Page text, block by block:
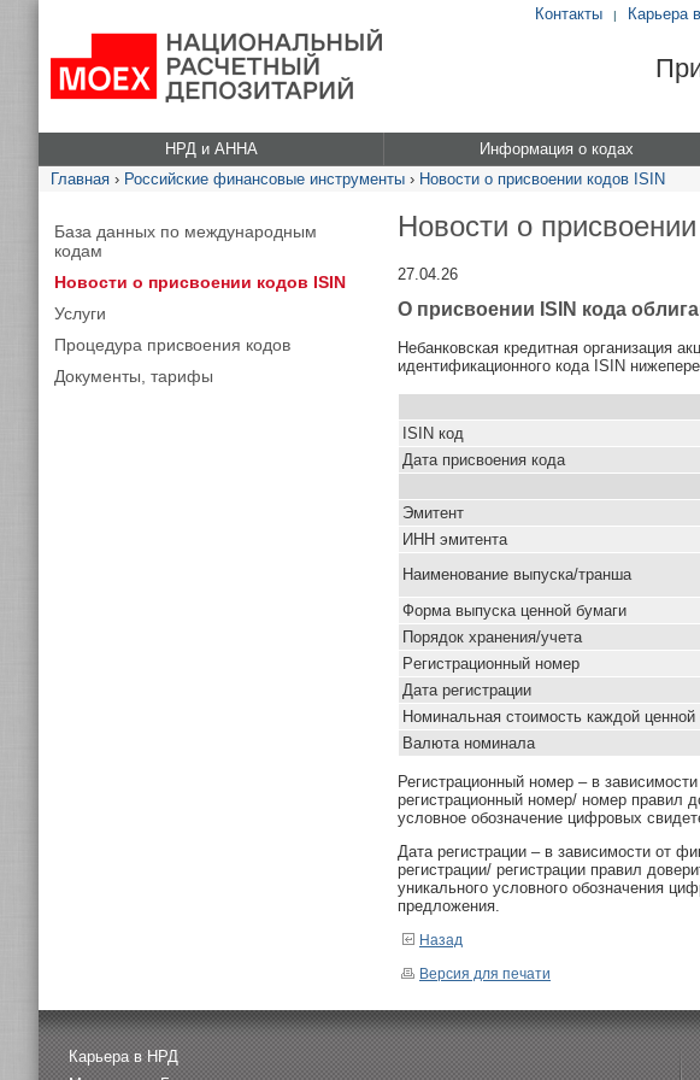
Контакты | Карьера
НРД и АННА Информация о кодах
Главная › Российские финансовые инструменты › Новости о присвоении кодов ISIN
База данных по международным
кодам
Новости о присвоении кодов ISIN
Услуги
Процедура присвоения кодов
Документы, тарифы
Новости о
27.04.26
О присвоении ISIN кода
Небанковская кредитная организация
идентификационного кода ISIN
ISIN код
Дата присвоения кода
Эмитент
ИНН эмитента
Наименование выпуска/транша
Форма выпуска ценной бумаги
Порядок хранения/учета
Pегистрационный номер
Дата регистрации
Номинальная стоимость каждой ценной
Валюта номинала
Регистрационный номер – в
регистрационный номер/ номер правил
условное обозначение цифровых
Дата регистрации – в зависимости от
регистрации/ регистрации правил
уникального условного обозначения
предложения.
Назад
Версия для печати
Карьера в НРД